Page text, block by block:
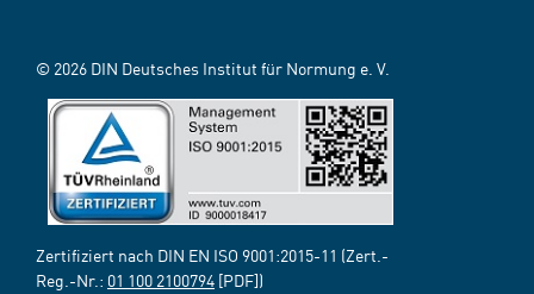
© 2026 DIN Deutsches Institut für Normung e. V.
Zertifiziert nach DIN EN ISO 9001:2015-11 (Zert.-
Reg.-Nr.: 01 100 2100794 [PDF])